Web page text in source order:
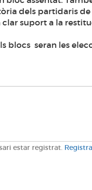
dels partidaris
suport a la
blocs seran les
estar registrat.